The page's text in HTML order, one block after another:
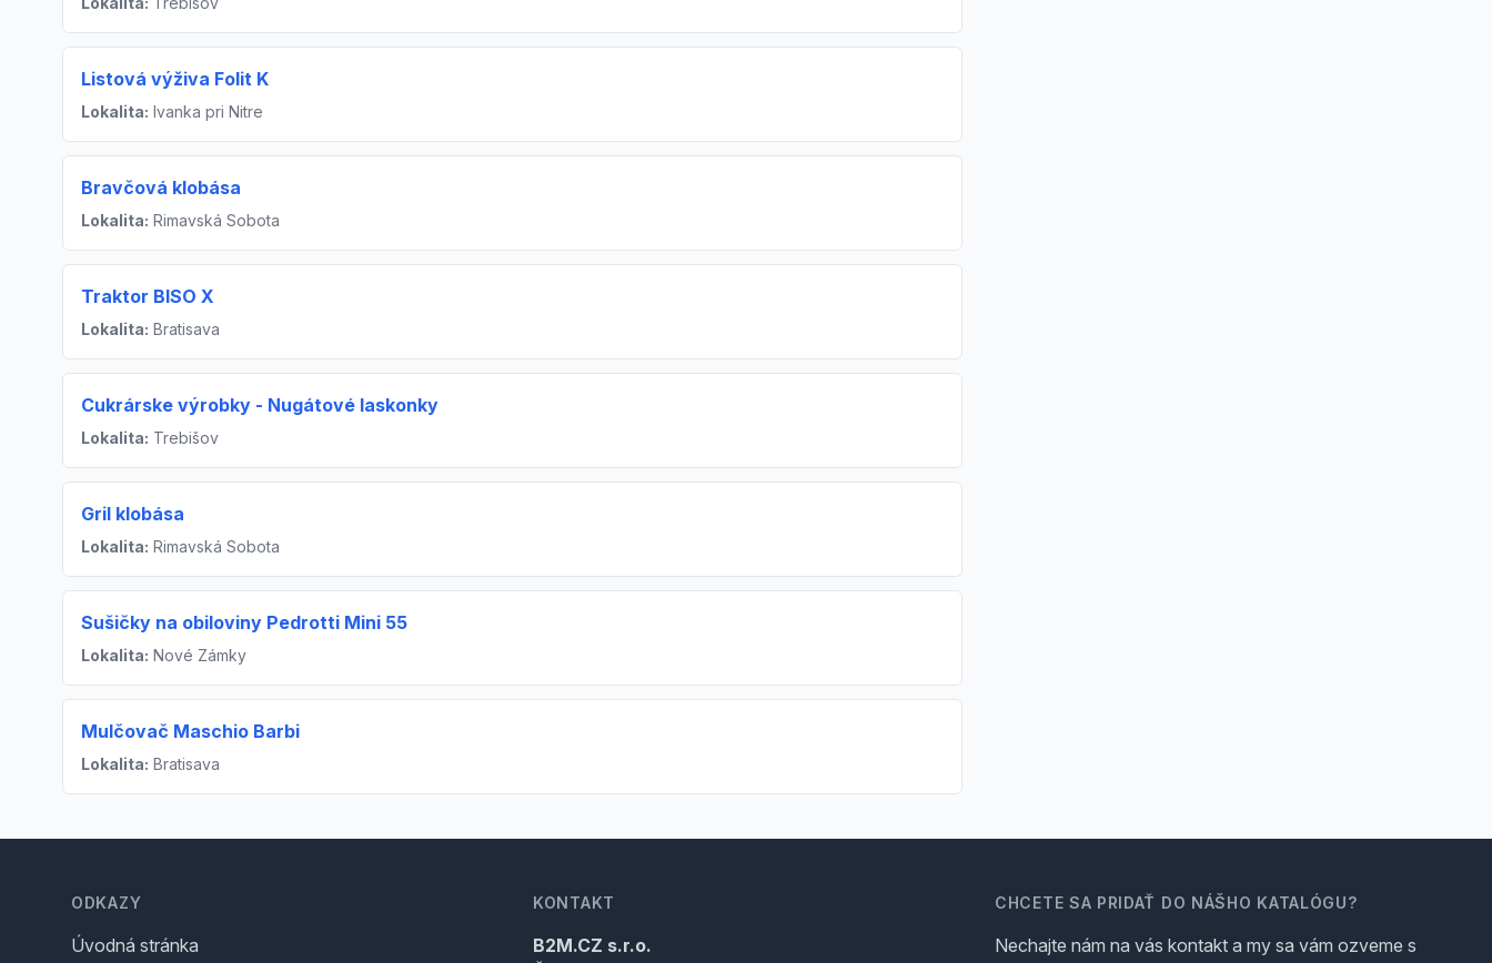
Listová výživa Folit K
Lokalita: Ivanka pri Nitre
Bravčová klobása
Lokalita: Rimavská Sobota
Traktor BISO X
Lokalita: Bratisava
Cukrárske výrobky - Nugátové laskonky
Lokalita: Trebišov
Gril klobása
Lokalita: Rimavská Sobota
Sušičky na obiloviny Pedrotti Mini 55
Lokalita: Nové Zámky
Mulčovač Maschio Barbi
Lokalita: Bratisava
ODKAZY
Úvodná stránka
KONTAKT
B2M.CZ s.r.o.
CHCETE SA PRIDAŤ DO NÁŠHO KATALÓGU?
Nechajte nám na vás kontakt a my sa vám ozveme s